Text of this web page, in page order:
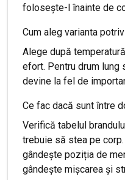
folosește-l înainte de
Cum aleg varianta
Alege după
efort. Pentru drum lung
devine la fel de
Ce fac dacă sunt între
Verifică tabelul
trebuie să stea pe
gândește poziția de
gândește mișcarea și